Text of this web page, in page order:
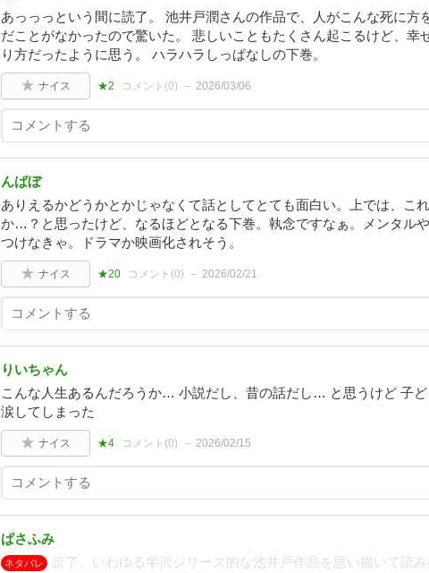
あっっっという間に読了。 池井戸潤さんの作品で、人がこんな死に方
だことがなかったので驚いた。 悲しいこともたくさん起こるけど、幸
り方だったように思う。 ハラハラしっぱなしの下巻。
ナイス ★2 コメント(0) 2026/03/06
んばぼ
ありえるかどうかとかじゃなくて話としてとても面白い。上では、こ
か…？と思ったけど、なるほどとなる下巻。執念ですなぁ。メンタル
つけなきゃ。ドラマか映画化されそう。
ナイス ★20 コメント(0) 2026/02/21
りいちゃん
こんな人生あるんだろうか… 小説だし、昔の話だし… と思うけど 子ど
涙してしまった
ナイス ★4 コメント(0) 2026/02/15
ぱさふみ
ネタバレ
読了。いわゆる半沢シリーズ的な池井戸作品を思い描いて読